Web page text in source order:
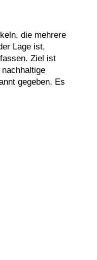
die mehrere
Lage ist,
Ziel ist
gegeben. Es